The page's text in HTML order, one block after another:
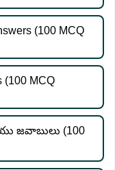
(100 MCQ
(100 MCQ
జవాబులు (100